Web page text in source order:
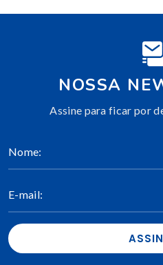
NOSSA
Assine para ficar por